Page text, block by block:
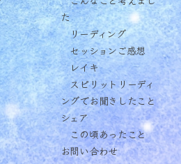
た
リーディング
セッションご感想
レイキ
スピリットリーディ
ングでお聞きしたこと
シェア
この頃あったこと
お問い合わせ